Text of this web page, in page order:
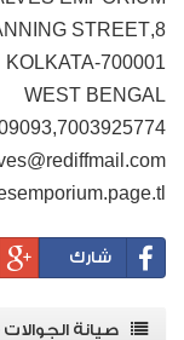
8,CANNING STREET
KOLKATA-700001
WEST BENGAL
شارك
صيانة